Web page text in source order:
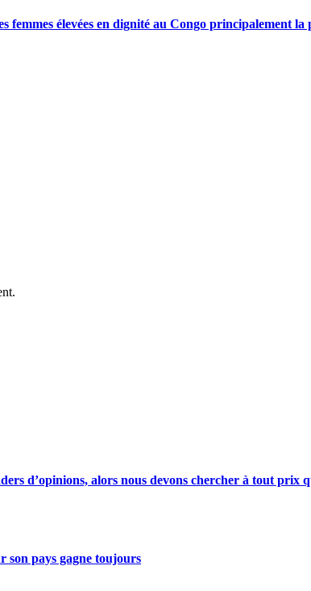
femmes élevées en dignité au Congo principalement
d’opinions, alors nous devons chercher à tout
son pays gagne toujours